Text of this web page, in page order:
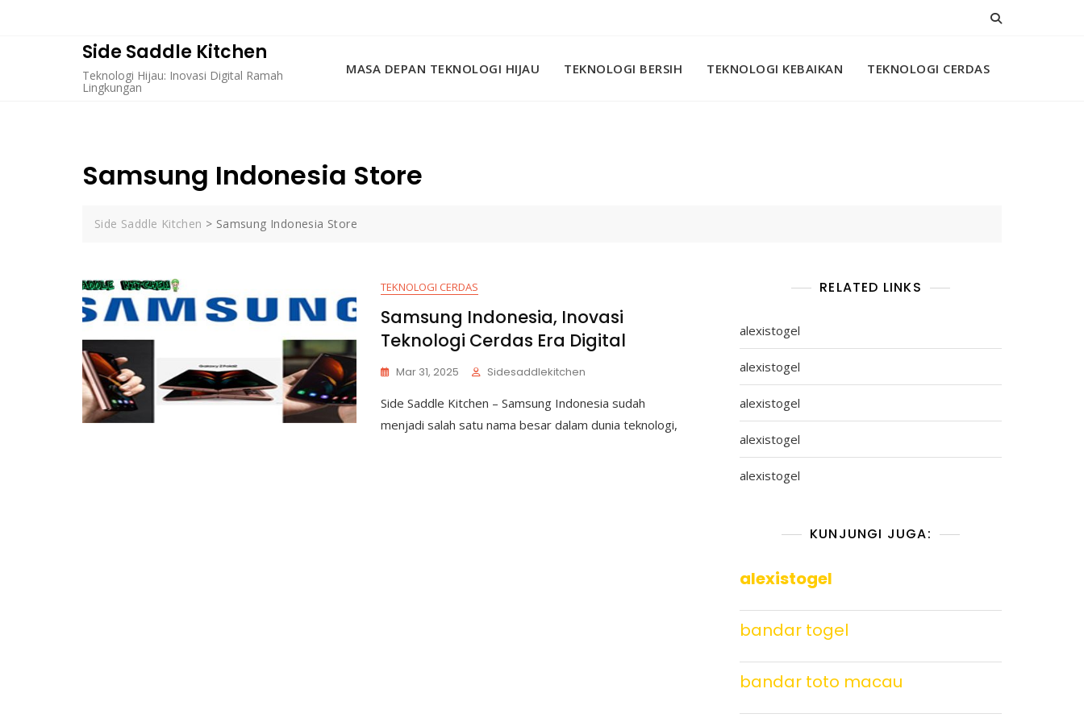
Side Saddle Kitchen
Teknologi Hijau: Inovasi Digital Ramah
Lingkungan
MASA DEPAN TEKNOLOGI HIJAU TEKNOLOGI BERSIH TEKNOLOGI KEBAIKAN TEKNOLOGI CERDAS
Samsung Indonesia Store
Side Saddle Kitchen > Samsung Indonesia Store
TEKNOLOGI CERDAS
Samsung Indonesia, Inovasi
Teknologi Cerdas Era Digital
Mar 31, 2025 Sidesaddlekitchen
Side Saddle Kitchen – Samsung Indonesia sudah
menjadi salah satu nama besar dalam dunia teknologi,
RELATED LINKS
alexistogel
alexistogel
alexistogel
alexistogel
alexistogel
KUNJUNGI JUGA:
alexistogel
bandar togel
bandar toto macau